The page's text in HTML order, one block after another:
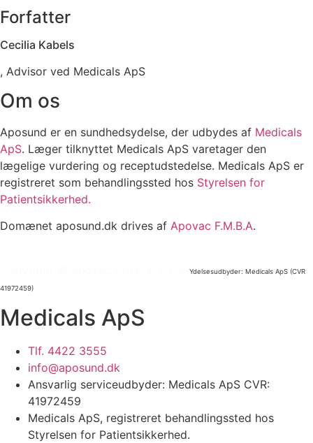
Forfatter
Cecilia Kabels
, Advisor ved Medicals ApS
Om os
Aposund er en sundhedsydelse, der udbydes af Medicals
ApS. Læger tilknyttet Medicals ApS varetager den
lægelige vurdering og receptudstedelse. Medicals ApS er
registreret som behandlingssted hos Styrelsen for
Patientsikkerhed.
Domænet aposund.dk drives af Apovac F.M.B.A.
Ydelsesudbyder: Medicals ApS (CVR
41972459)
Medicals ApS
Tlf. 4422 3555
info@aposund.dk
Ansvarlig serviceudbyder: Medicals ApS CVR:
41972459
Medicals ApS, registreret behandlingssted hos
Styrelsen for Patientsikkerhed.